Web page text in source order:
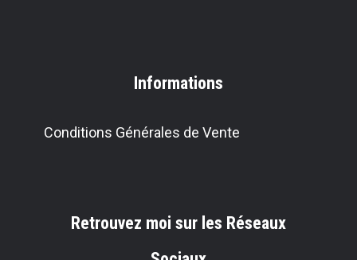
Informations
Conditions Générales de Vente
Retrouvez moi sur les Réseaux